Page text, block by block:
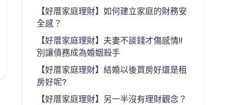
【好厝家庭理財】如何建立家庭的財務安
全感？
【好厝家庭理財】夫妻不談錢才傷感情!!
別讓債務成為婚姻殺手
【好厝家庭理財】結婚以後買房好還是租
房好呢?
【好厝家庭理財】另一半沒有理財觀念？